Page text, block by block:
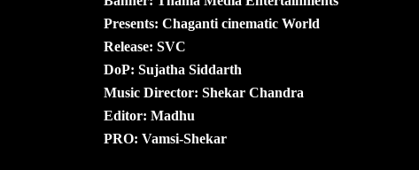
Presents: Chaganti cinematic World
Release: SVC
DoP: Sujatha Siddarth
Music Director: Shekar Chandra
Editor: Madhu
PRO: Vamsi-Shekar